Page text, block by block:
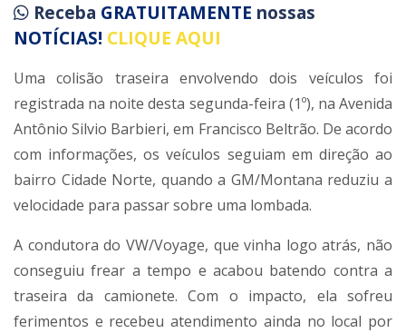
Receba GRATUITAMENTE nossas
NOTÍCIAS! CLIQUE AQUI
Uma colisão traseira envolvendo dois veículos foi
registrada na noite desta segunda-feira (1º), na Avenida
Antônio Silvio Barbieri, em Francisco Beltrão. De acordo
com informações, os veículos seguiam em direção ao
bairro Cidade Norte, quando a GM/Montana reduziu a
velocidade para passar sobre uma lombada.
A condutora do VW/Voyage, que vinha logo atrás, não
conseguiu frear a tempo e acabou batendo contra a
traseira da camionete. Com o impacto, ela sofreu
ferimentos e recebeu atendimento ainda no local por